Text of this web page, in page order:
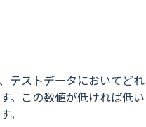
テストデータにおいてどれ
。この数値が低ければ低い
。